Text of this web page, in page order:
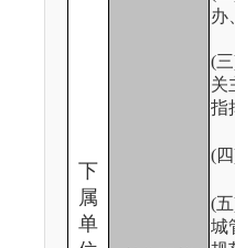
下
属
单
办
(
关
指
(
(
城